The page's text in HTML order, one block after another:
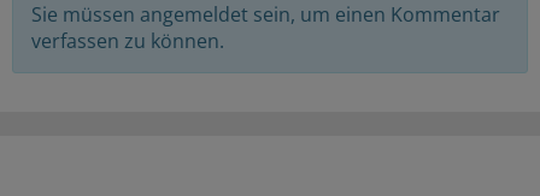
Sie müssen angemeldet sein, um einen Kommentar
verfassen zu können.